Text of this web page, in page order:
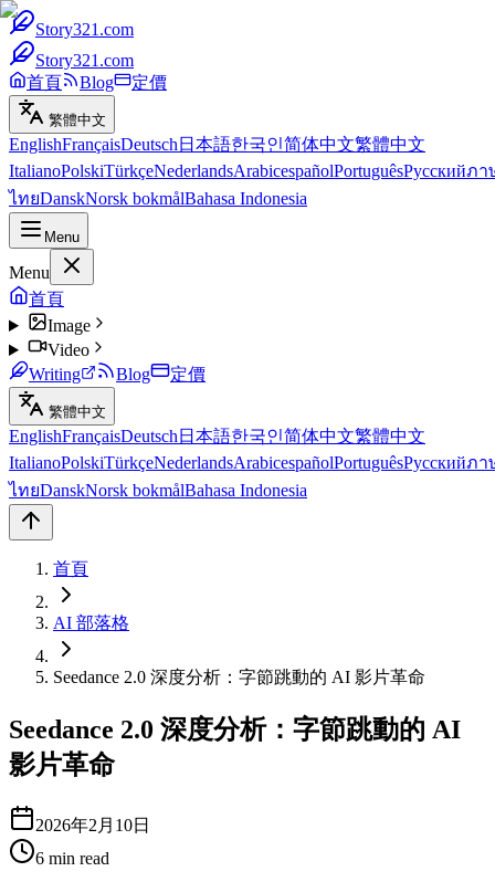
Story321.com
Story321.com
首頁
Blog 定價
繁體中文
EnglishFrançaisDeutsch 日本語한국인简体中文繁體中文
ItalianoPolskiTürkçeNederlandsArabicespañolPortuguêsРусскийภา
ไทยDanskNorsk bokmålBahasa Indonesia
Menu
Menu
首頁
Image
Video
Writing
Blog 定價
繁體中文
EnglishFrançaisDeutsch 日本語한국인简体中文繁體中文
ItalianoPolskiTürkçeNederlandsArabicespañolPortuguêsРусскийภา
ไทยDanskNorsk bokmålBahasa Indonesia
首頁
AI 部落格
Seedance 2.0 深度分析：字節跳動的 AI 影片革命
Seedance 2.0 深度分析：字節跳動的 AI
影片革命
2026年2月10日
6 min read